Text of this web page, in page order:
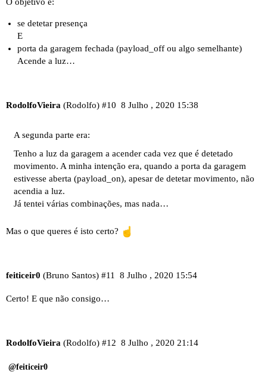
O objetivo é:
se detetar presença
E
porta da garagem fechada (payload_off ou algo semelhante)
Acende a luz…
RodolfoVieira (Rodolfo) 8 Julho , 2020 15:38
#10
A segunda parte era:
Tenho a luz da garagem a acender cada vez que é detetado
movimento. A minha intenção era, quando a porta da garagem
estivesse aberta (payload_on), apesar de detetar movimento, não
acendia a luz.
Já tentei várias combinações, mas nada…
Mas o que queres é isto certo?
feiticeir0 (Bruno Santos) 8 Julho , 2020 15:54
#11
Certo! E que não consigo…
RodolfoVieira (Rodolfo) 8 Julho , 2020 21:14
#12
@feiticeir0